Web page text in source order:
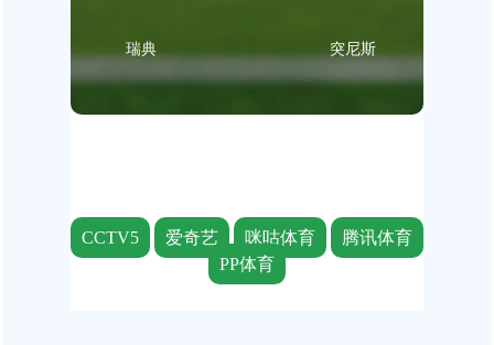
瑞典 突尼斯
CCTV5 爱奇艺 咪咕体育
腾讯体育
PP体育